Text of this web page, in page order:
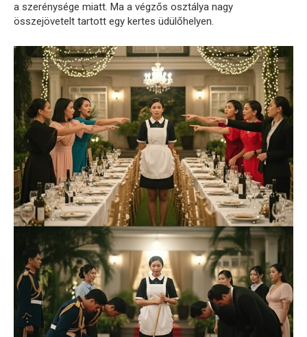
a szerénysége miatt. Ma a végzős osztálya nagy
összejövetelt tartott egy kertes üdülőhelyen.